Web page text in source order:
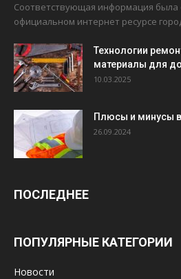
Соответствующая информация была
официальном интернет ресурсе
Технологии
материалы для
10.03.2025
Плюсы и минусы
26.09.2024
ПОСЛЕДНЕЕ
ПОПУЛЯРНЫЕ КАТЕГОРИИ
Новости